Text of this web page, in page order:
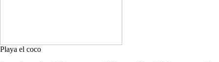
Playa el coco